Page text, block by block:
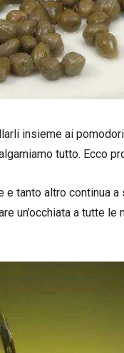
insieme ai pomodori
tutto. Ecco
tanto altro continua
un’occhiata a tutte le